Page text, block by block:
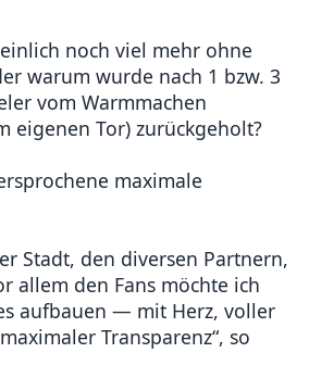
noch viel mehr ohne
warum wurde nach 1 bzw. 3
vom Warmmachen
eigenen Tor) zurückgeholt?
maximale
Stadt, den diversen Partnern,
allem den Fans möchte ich
aufbauen — mit Herz, voller
Transparenz“, so